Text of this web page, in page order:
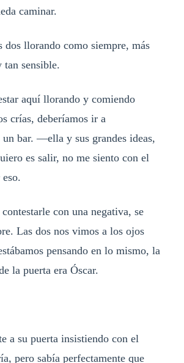
caminar.
dos llorando como siempre, más
tan sensible.
aquí llorando y comiendo
crías, deberíamos ir a
un bar. —ella y sus grandes ideas,
es salir, no me siento con el
con una negativa, se
Las dos nos vimos a los ojos
pensando en lo mismo, la
la puerta era Óscar.
a su puerta insistiendo con el
pero sabía perfectamente que